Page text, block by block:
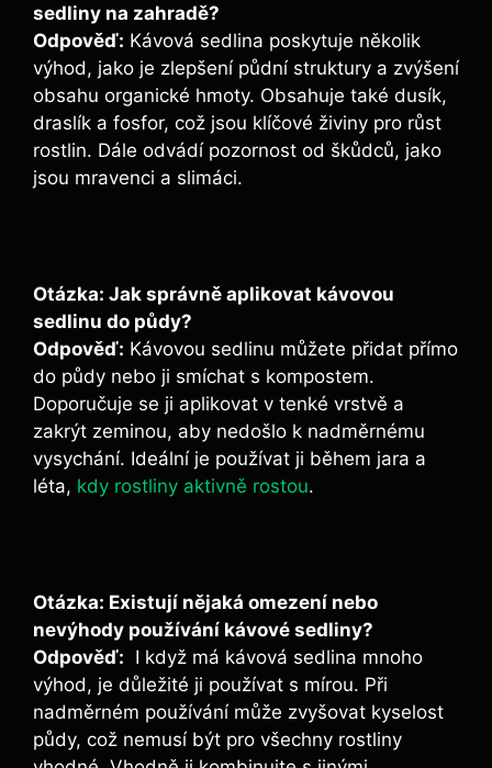
sedliny na zahradě?
Odpověď: Kávová sedlina poskytuje několik
výhod,‌ jako je zlepšení půdní struktury a zvýšení
obsahu organické hmoty. Obsahuje také dusík,
draslík a fosfor, což ⁣jsou klíčové⁢ živiny pro růst
rostlin. Dále odvádí pozornost od škůdců, jako
jsou mravenci a slimáci.
Otázka: Jak správně aplikovat kávovou‍
sedlinu do půdy?
Odpověď: Kávovou sedlinu můžete přidat přímo
do půdy nebo ⁤ji smíchat ​s kompostem. ​
Doporučuje se ji aplikovat v tenké vrstvě a⁣
zakrýt​ zeminou, aby nedošlo k nadměrnému
vysychání. ⁢Ideální je ⁤používat ji během jara ⁣a
léta, ⁣ kdy rostliny aktivně rostou.
Otázka: ⁣Existují⁣ nějaká⁢ omezení nebo
nevýhody používání‍ kávové sedliny?
Odpověď: ​ I když má kávová sedlina ‍mnoho
výhod, je ⁤důležité ji používat ‌s mírou. Při
nadměrném používání může zvyšovat kyselost​
půdy, což nemusí být ​pro všechny rostliny